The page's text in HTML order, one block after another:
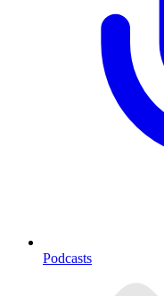
Podcasts